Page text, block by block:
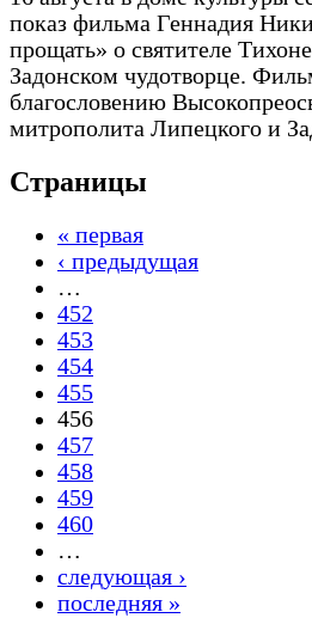
показ фильма Геннадия
прощать» о святителе
Задонском чудотворце.
благословению
митрополита Липецкого и
Страницы
« первая
‹ предыдущая
…
452
453
454
455
456
457
458
459
460
…
следующая ›
последняя »